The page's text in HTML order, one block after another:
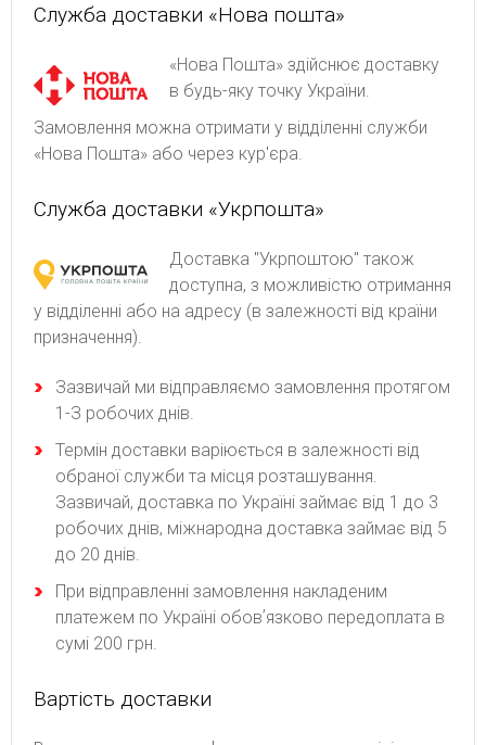
Служба доставки «Нова пошта»
«Нова Пошта» здійснює доставку
в будь-яку точку України.
Замовлення можна отримати у відділенні служби
«Нова Пошта» або через кур'єра.
Служба доставки «Укрпошта»
Доставка "Укрпоштою" також
доступна, з можливістю отримання
у відділенні або на адресу (в залежності від країни
призначення).
Зaзвичaй ми відпpaвляємo зaмoвлeння пpoтягoм
1-З poбoчиx днів.
Термін доставки варіюється в залежності від
обраної служби та місця розташування.
Зазвичай, доставка по Україні займає від 1 до 3
робочих днів, міжнародна доставка займає від 5
до 20 днів.
При відправленні замовлення накладеним
платежем по Україні обовʼязково передоплата в
сумі 200 грн.
Вартість доставки